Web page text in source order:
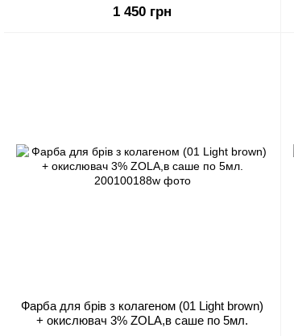
1 450 грн
Фарба для брів з колагеном (01 Light brown)
+ окислювач 3% ZOLA,в саше по 5мл.